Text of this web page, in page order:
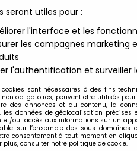
MARQUES TYPE DE
- Bécassine Bébé Confiture
seront utiles pour :
l'interface et les
les campagnes marketing
l'authentification et surveiller
cookies sont nécessaires à des fins
non obligatoires, peuvent être utilisés
des annonces et du contenu, la
les données de géolocalisation
et/ou l'accès aux informations sur un
sur l’ensemble des sous-domaines
consentement à tout moment en
plus, consulter notre politique de cookie.